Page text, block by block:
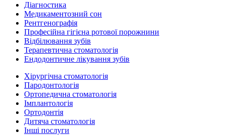
Діагностика
Медикаментозний сон
Рентгенографія
Професійна гігієна ротової порожнини
Відбілювання зубів
Терапевтична стоматологія
Ендодонтичне лікування зубів
Хірургічна стоматологія
Пародонтологія
Ортопедична стоматологія
Імплантологія
Ортодонтія
Дитяча стоматологія
Інші послуги